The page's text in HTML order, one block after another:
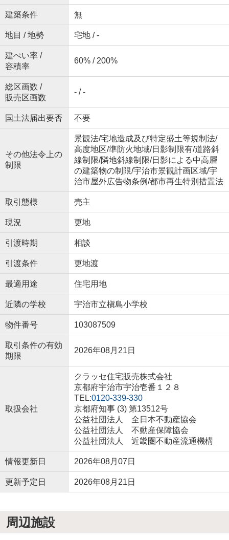
建築条件 無
地目 / 地勢 宅地 / -
建ぺい率 /
容積率
60% / 200%
総区画数 /
販売区画数
- / -
国土法届出要否 不要
その他法令上の
制限
景観法/宅地造成及び特定盛土等規制法/
高度地区/準防火地域/日影制限有/道路斜
線制限/隣地斜線制限/日影による中高層
の建築物の制限/宇治市景観計画区域/宇
治市屋外広告物条例/都市再生特別措置法
取引態様 売主
現況 更地
引渡時期 相談
引渡条件 更地渡
最適用途 住宅用地
近隣の学校 宇治市立槇島小学校
物件番号 103087509
取引条件の有効
期限
2026年08月21日
取扱会社
クラッセ住宅販売株式会社
京都府宇治市宇治壱番１２８
TEL:0120-339-330
京都府知事 (3) 第13512号
公益社団法人 全日本不動産協会
公益社団法人 不動産保障協会
公益社団法人 近畿圏不動産流通機構
情報更新日 2026年08月07日
更新予定日 2026年08月21日
周辺施設